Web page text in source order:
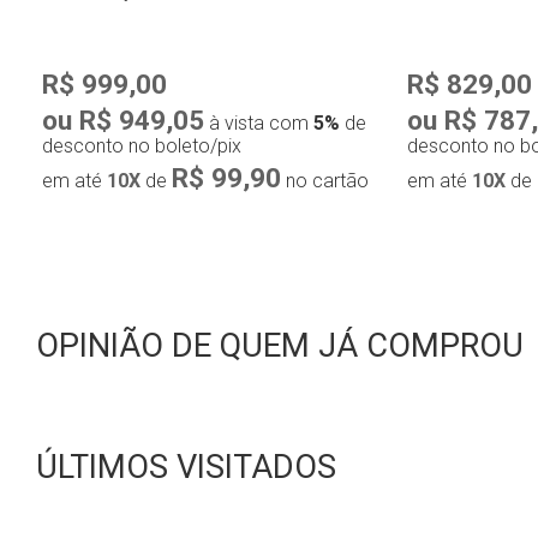
R$ 999,00
ou R$ 949,05 à vista com 5% de
desconto no boleto/pix
em até 10X de R$ 99,90 no cartão
R$ 829,00
ou R$
desconto no
em até 10X de
OPINIÃO DE QUEM JÁ COMPROU
ÚLTIMOS VISITADOS